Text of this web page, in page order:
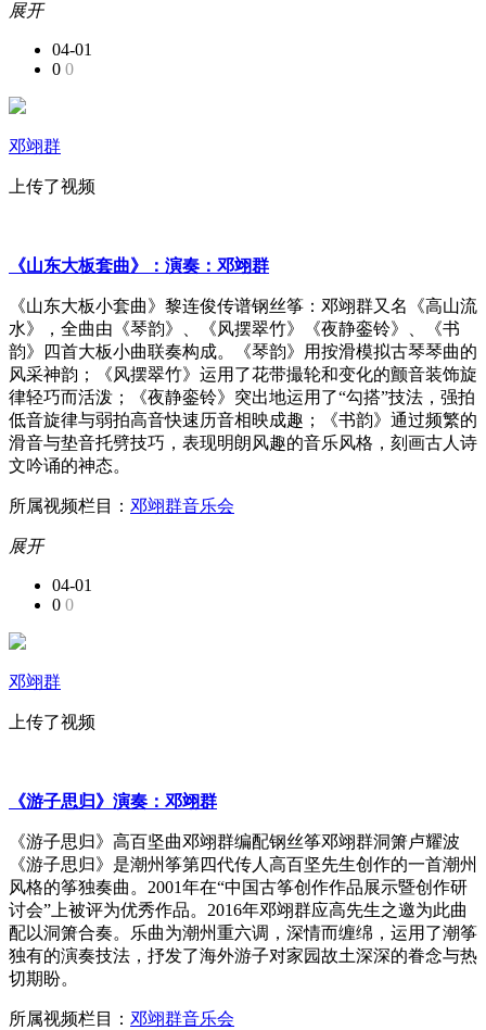
展开
04-01
0 0
邓翊群
上传了视频
《山东大板套曲》：演奏：邓翊群
《山东大板小套曲》黎连俊传谱钢丝筝：邓翊群又名《高山流
水》，全曲由《琴韵》、《风摆翠竹》《夜静銮铃》、《书
韵》四首大板小曲联奏构成。《琴韵》用按滑模拟古琴琴曲的
风采神韵；《风摆翠竹》运用了花带撮轮和变化的颤音装饰旋
律轻巧而活泼；《夜静銮铃》突出地运用了“勾搭”技法，强拍
低音旋律与弱拍高音快速历音相映成趣；《书韵》通过频繁的
滑音与垫音托劈技巧，表现明朗风趣的音乐风格，刻画古人诗
文吟诵的神态。
所属视频栏目： 邓翊群音乐会
展开
04-01
0 0
邓翊群
上传了视频
《游子思归》演奏：邓翊群
《游子思归》高百坚曲邓翊群编配钢丝筝邓翊群洞箫卢耀波
《游子思归》是潮州筝第四代传人高百坚先生创作的一首潮州
风格的筝独奏曲。2001年在“中国古筝创作作品展示暨创作研
讨会”上被评为优秀作品。2016年邓翊群应高先生之邀为此曲
配以洞箫合奏。乐曲为潮州重六调，深情而缠绵，运用了潮筝
独有的演奏技法，抒发了海外游子对家园故土深深的眷念与热
切期盼。
所属视频栏目： 邓翊群音乐会